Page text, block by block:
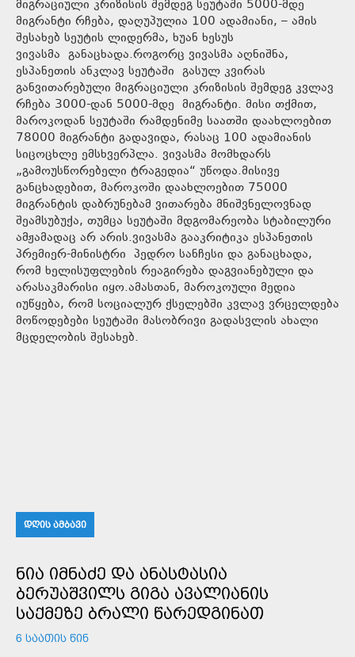
მიგრაციული კრიზისის შემდეგ სეუტაში 5000-მდე
მიგრანტი რჩება, დაღუპულია 100 ადამიანი, – ამის
შესახებ სეუტის ლიდერმა, ხუან ხესუს
ვივასმა განაცხადა.როგორც ვივასმა აღნიშნა,
ესპანეთის ანკლავ სეუტაში გასულ კვირას
განვითარებული მიგრაციული კრიზისის შემდეგ კვლავ
რჩება 3000-დან 5000-მდე მიგრანტი. მისი თქმით,
მაროკოდან სეუტაში რამდენიმე საათში დაახლოებით
78000 მიგრანტი გადავიდა, რასაც 100 ადამიანის
სიცოცხლე ემსხვერპლა. ვივასმა მომხდარს
„გამოუსწორებელი ტრაგედია“ უწოდა.მისივე
განცხადებით, მაროკოში დაახლოებით 75000
მიგრანტის დაბრუნებამ ვითარება მნიშვნელოვნად
შეამსუბუქა, თუმცა სეუტაში მდგომარეობა სტაბილური
ამჟამადაც არ არის.ვივასმა გააკრიტიკა ესპანეთის
პრემიერ-მინისტრი პედრო სანჩესი და განაცხადა,
რომ ხელისუფლების რეაგირება დაგვიანებული და
არასაკმარისი იყო.ამასთან, მაროკოული მედია
იუწყება, რომ სოციალურ ქსელებში კვლავ ვრცელდება
მოწოდებები სეუტაში მასობრივი გადასვლის ახალი
მცდელობის შესახებ.
ᲓᲦᲘᲡ ᲐᲛᲑᲐᲕᲘ
ᲜᲘᲐ ᲘᲛᲜᲐᲫᲔ ᲓᲐ ᲐᲜᲐᲡᲢᲐᲡᲘᲐ
ᲑᲔᲠᲣᲐᲨᲕᲘᲚᲡ ᲒᲘᲒᲐ ᲐᲕᲐᲚᲘᲐᲜᲘᲡ
ᲡᲐᲥᲛᲔᲖᲔ ᲑᲠᲐᲚᲘ ᲬᲐᲠᲔᲓᲒᲘᲜᲐᲗ
6 ᲡᲐᲐᲗᲘᲡ ᲬᲘᲜ